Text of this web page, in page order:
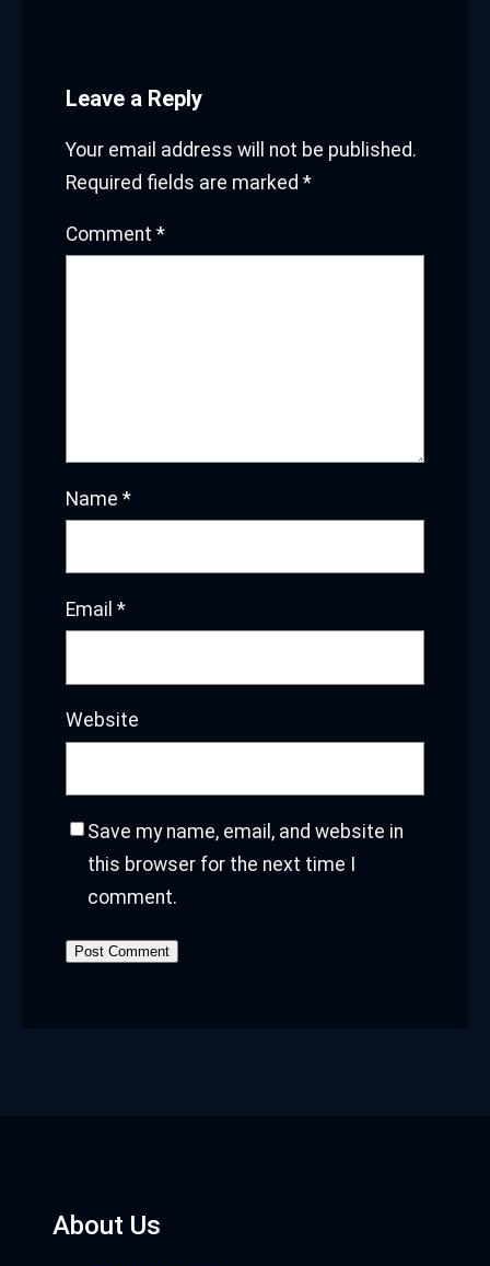
Leave a Reply
Your email address will not be published.
Required fields are marked *
Comment *
Name *
Email *
Website
Save my name, email, and website in
this browser for the next time I
comment.
About Us